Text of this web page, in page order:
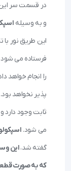
در قسمت سر
و به وسیله
این طریق نور
فرستاده می
را انجام خواهد
‌پذیر نخواهد
ثابت وجود دارد
می شود.
گفته شد،این
که به صورت